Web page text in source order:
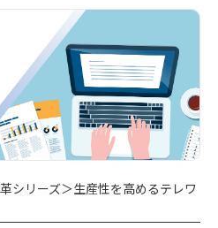
シリーズ＞生産性を高めるテレワ